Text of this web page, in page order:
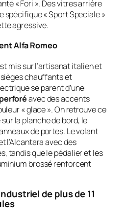
« Fori ». Des vitres arrière
spécifique « Sport Speciale »
agressive.
Alfa Romeo
mis sur l’artisanat italien et
chauffants et
se parent d’une
avec des accents
« glace ». On retrouve ce
la planche de bord, le
de portes. Le volant
l’Alcantara avec des
tandis que le pédalier et les
brossé renforcent
de plus de 11